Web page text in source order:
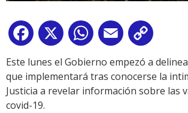
Facebook
X WhatsApp
Email
Link
Este lunes el Gobierno empezó a
que implementará tras conocerse la
Justicia a revelar información sobre las
covid-19.